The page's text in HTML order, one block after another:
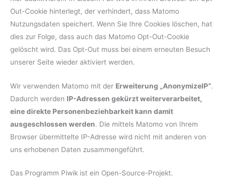
Out-Cookie hinterlegt, der verhindert, dass Matomo
Nutzungsdaten speichert. Wenn Sie Ihre Cookies löschen, hat
dies zur Folge, dass auch das Matomo Opt-Out-Cookie
gelöscht wird. Das Opt-Out muss bei einem erneuten Besuch
unserer Seite wieder aktiviert werden.
Wir verwenden Matomo mit der Erweiterung „AnonymizeIP“.
Dadurch werden IP-Adressen gekürzt weiterverarbeitet,
eine direkte Personenbeziehbarkeit kann damit
ausgeschlossen werden. Die mittels Matomo von Ihrem
Browser übermittelte IP-Adresse wird nicht mit anderen von
uns erhobenen Daten zusammengeführt.
Das Programm Piwik ist ein Open-Source-Projekt.